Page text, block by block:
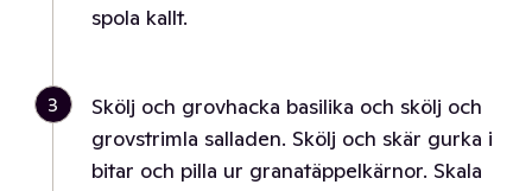
spola kallt.
3
Skölj och grovhacka basilika och skölj och
grovstrimla salladen. Skölj och skär gurka i
bitar och pilla ur granatäppelkärnor. Skala